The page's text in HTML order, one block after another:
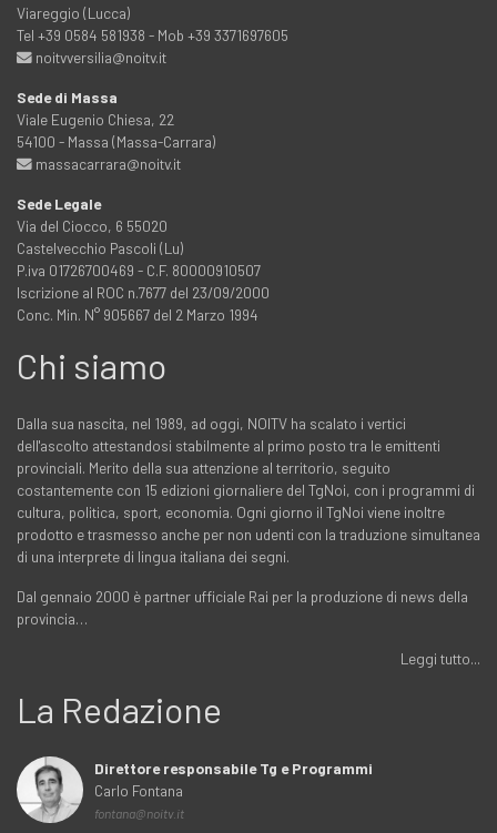
Viareggio (Lucca)
Tel +39 0584 581938 - Mob +39 3371697605
noitvversilia@noitv.it
Sede di Massa
Viale Eugenio Chiesa, 22
54100 - Massa (Massa-Carrara)
massacarrara@noitv.it
Sede Legale
Via del Ciocco, 6 55020
Castelvecchio Pascoli (Lu)
P.iva 01726700469 - C.F. 80000910507
Iscrizione al ROC n.7677 del 23/09/2000
Conc. Min. N° 905667 del 2 Marzo 1994
Chi siamo
Dalla sua nascita, nel 1989, ad oggi, NOITV ha scalato i vertici
dell'ascolto attestandosi stabilmente al primo posto tra le emittenti
provinciali. Merito della sua attenzione al territorio, seguito
costantemente con 15 edizioni giornaliere del TgNoi, con i programmi di
cultura, politica, sport, economia. Ogni giorno il TgNoi viene inoltre
prodotto e trasmesso anche per non udenti con la traduzione simultanea
di una interprete di lingua italiana dei segni.
Dal gennaio 2000 è partner ufficiale Rai per la produzione di news della
provincia…
Leggi tutto...
La Redazione
Direttore responsabile Tg e Programmi
Carlo Fontana
fontana@noitv.it